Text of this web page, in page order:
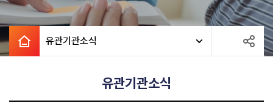
유관기관소식
유관기관소식